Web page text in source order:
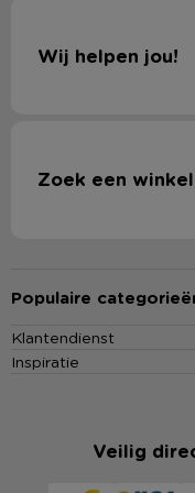
Wij helpen jou!
Zoek een
Populaire
Klantendienst
Inspiratie
Veilig